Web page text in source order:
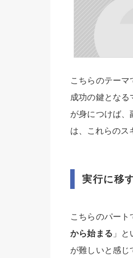
こちらのテーマ
成功の鍵となる
が身につけば、
は、これらのス
実行に移
こちらのパート
から始まる 」
が難しいと感じ